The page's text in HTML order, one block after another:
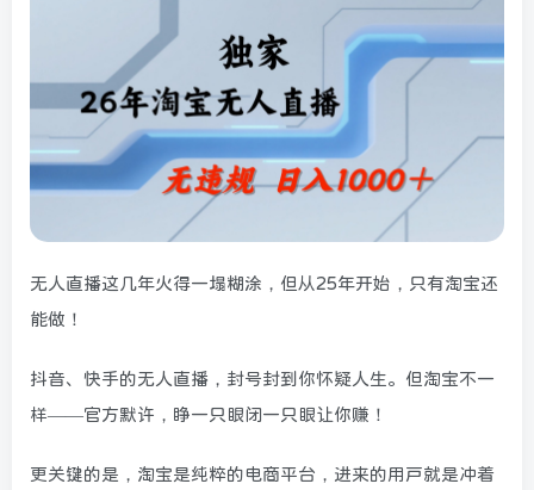
无人直播这几年火得一塌糊涂，但从25年开始，只有淘宝还
能做！
抖音、快手的无人直播，封号封到你怀疑人生。但淘宝不一
样——官方默许，睁一只眼闭一只眼让你赚！
更关键的是，淘宝是纯粹的电商平台，进来的用户就是冲着